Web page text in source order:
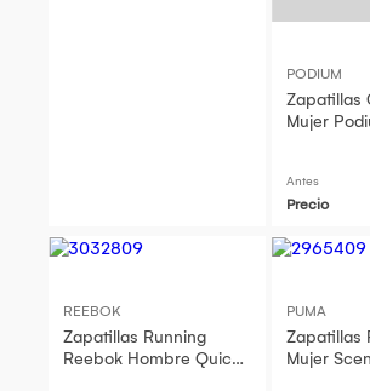
PODIUM
Zapatillas
Mujer
Antes
Precio
REEBOK
Zapatillas Running
Reebok Hombre Quick
PUMA
Zapatillas
Mujer